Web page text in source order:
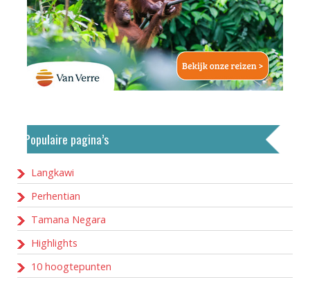
Populaire pagina’s
Langkawi
Perhentian
Tamana Negara
Highlights
10 hoogtepunten